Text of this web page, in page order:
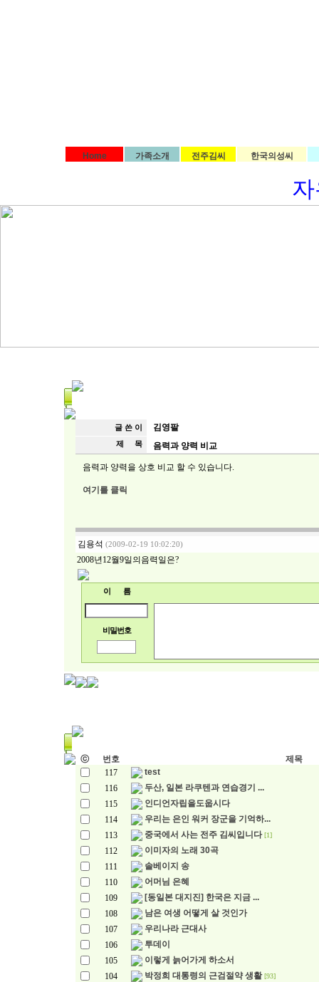
Home 가족소개 전주김씨 한국의성씨
글 쓴 이 김영팔
제 목 음력과 양력 비교
음력과 양력을 상호 비교 할 수 있습니다.
여기를 클릭
김용석 (2009-02-19 10:02:20)
2008년12월9일의음력일은?
이 름
비밀번호
ⓒ 번호
제목
117
test
116
두산, 일본 라쿠텐과 연습경기 ...
115
인디언자립을도웁시다
114
우리는 은인 워커 장군을 기억하...
113
중국에서 사는 전주 김씨입니다 [1]
112
이미자의 노래 30곡
111
솔베이지 송
110
어머님 은혜
109
[동일본 대지진] 한국은 지금 ...
108
남은 여생 어떻게 살 것인가
107
우리나라 근대사
106
투데이
105
이렇게 늙어가게 하소서
104
박정희 대통령의 근검절약 생활 [93]